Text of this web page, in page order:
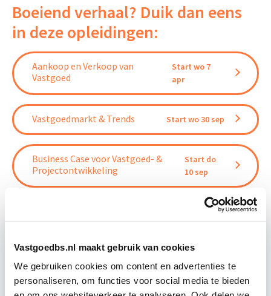
Vastgoedbs.nl maakt gebruik van cookies
We gebruiken cookies om content en advertenties te
personaliseren, om functies voor social media te bieden
Boeiend verhaal? Duik dan eens
in deze opleidingen:
Aankoop en Verkoop van
Vastgoed
Start wo 7
apr
Vastgoedmarkt & Trends Start wo 30 sep
Business Case voor Vastgoed- &
Projectontwikkeling
Start do
10 sep
Relevant bij dit artikel
Vastgoedstrategie, Portfolio- en
Risicomanagement